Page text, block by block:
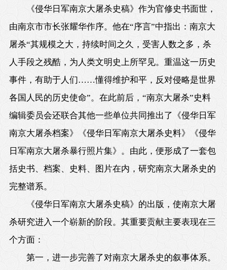
《侵华日军南京大屠杀史稿》作为官修史书面世，
由南京市市长张耀华作序。他在“序言”中指出：南京大
屠杀“其规模之大，持续时间之久，受害人数之多，杀
人手段之残酷，为人类文明史上所罕见。重温这一历史
事件，有助于人们……懂得维护和平，反对侵略是世界
各国人民的历史使命”。在此前后，“南京大屠杀”史料
编辑委员会还联合其他一些单位共同推出了《侵华日军
南京大屠杀档案》《侵华日军南京大屠杀史料》《侵华
日军南京大屠杀暴行照片集》。由此，便形成了一套包
括史书、档案、史料、图片在内，研究南京大屠杀史的
完整谱系。
《侵华日军南京大屠杀史稿》的出版，使南京大屠
杀研究进入一个崭新的阶段。其重要贡献主要表现在三
个方面：
第一，进一步完善了对南京大屠杀史的叙事体系。